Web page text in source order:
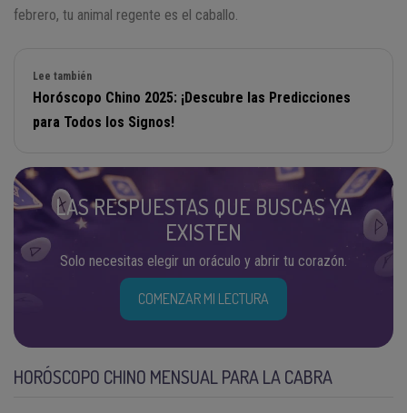
febrero, tu animal regente es el caballo.
Lee también
Horóscopo Chino 2025: ¡Descubre las Predicciones
para Todos los Signos!
LAS RESPUESTAS QUE BUSCAS YA
EXISTEN
Solo necesitas elegir un oráculo y abrir tu corazón.
COMENZAR MI LECTURA
HORÓSCOPO CHINO MENSUAL PARA LA CABRA